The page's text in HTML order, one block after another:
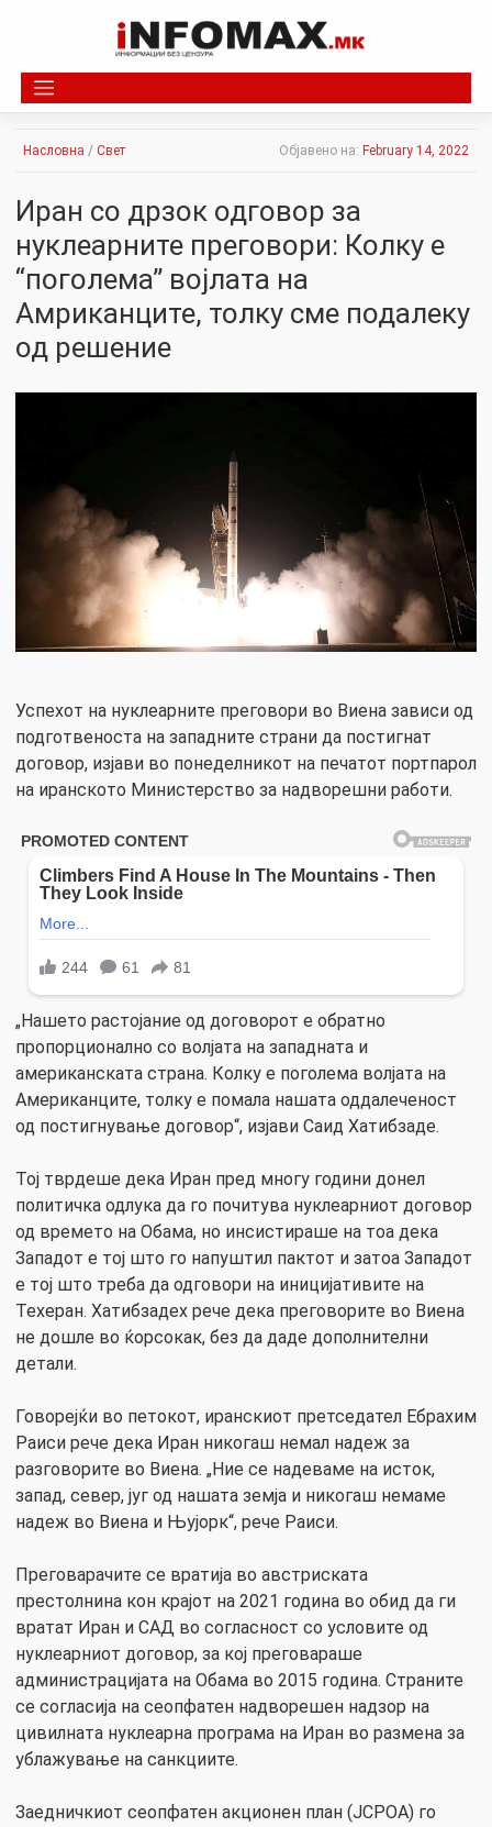
Насловна / Свет Објавено на: February 14, 2022
Иран со дрзок одговор за
нуклеарните преговори: Колку е
“поголема” војлата на
Амриканците, толку сме подалеку
од решение
Успехот на нуклеарните преговори во Виена зависи од
подготвеноста на западните страни да постигнат
договор, изјави во понеделникот на печатот портпарол
на иранското Министерство за надворешни работи.
„Нашето растојание од договорот е обратно
пропорционално со волјата на западната и
американската страна. Колку е поголема волјата на
Американците, толку е помала нашата оддалеченост
од постигнување договор“, изјави Саид Хатибзаде.
Тој тврдеше дека Иран пред многу години донел
политичка одлука да го почитува нуклеарниот договор
од времето на Обама, но инсистираше на тоа дека
Западот е тој што го напуштил пактот и затоа Западот
е тој што треба да одговори на иницијативите на
Техеран. Хатибзадех рече дека преговорите во Виена
не дошле во ќорсокак, без да даде дополнителни
детали.
Говорејќи во петокот, иранскиот претседател Ебрахим
Раиси рече дека Иран никогаш немал надеж за
разговорите во Виена. „Ние се надеваме на исток,
запад, север, југ од нашата земја и никогаш немаме
надеж во Виена и Њујорк“, рече Раиси.
Преговарачите се вратија во австриската
престолнина кон крајот на 2021 година во обид да ги
вратат Иран и САД во согласност со условите од
нуклеарниот договор, за кој преговараше
администрацијата на Обама во 2015 година. Страните
се согласија на сеопфатен надворешен надзор на
цивилната нуклеарна програма на Иран во размена за
ублажување на санкциите.
Заедничкиот сеопфатен акционен план (JCPOA) го